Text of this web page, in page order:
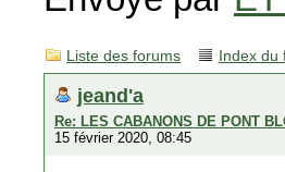
Liste des forums Index du
jeand'a
Re: LES CABANONS DE PONT
15 février 2020, 08:45